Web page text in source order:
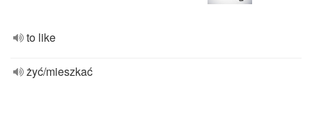
to like
żyć/mieszkać